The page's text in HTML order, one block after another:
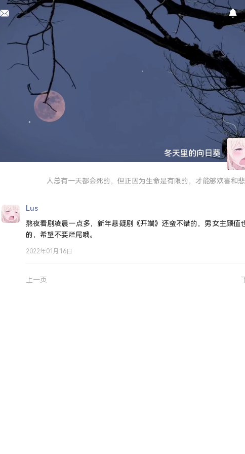
冬天里的向日葵
人总有一天都会死的，但正因为生命是有限的，才能够欢喜和
Lus
熬夜看剧凌晨一点多，新年悬疑剧《开端》还蛮不错的，男女主颜值
的，希望不要烂尾哦。
2022年01月16日
上一页